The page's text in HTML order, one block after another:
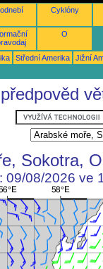
Cyklóny
O
Střední Amerika
Jižní
Sokotra,
09/08/2026 ve